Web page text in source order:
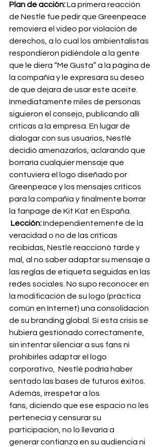
Plan de acción: La primera reacción
de Nestlé fue pedir que Greenpeace
removiera el video por violación de
derechos, a lo cual los ambientalistas
respondieron pidiéndole a la gente
que le diera “Me Gusta” a la página de
la compañía y le expresara su deseo
de que dejara de usar este aceite.
Inmediatamente miles de personas
siguieron el consejo, publicando allí
críticas a la empresa. En lugar de
dialogar con sus usuarios, Nestlé
decidió amenazarlos, aclarando que
borraría cualquier mensaje que
contuviera el logo diseñado por
Greenpeace y los mensajes críticos
para la compañía y finalmente borrar
la fanpage de Kit Kat en España.
Lección: Independientemente de la
veracidad o no de las críticas
recibidas, Nestlé reaccionó tarde y
mal, al no saber adaptar su mensaje a
las reglas de etiqueta seguidas en las
redes sociales. No supo reconocer en
la modificación de su logo (práctica
común en Internet) una consolidación
de su branding global. Si esta crisis se
hubiera gestionado correctamente,
sin intentar silenciar a sus fans ni
prohibirles adaptar el logo
corporativo,  Nestlé podría haber
sentado las bases de futuros éxitos.
Además, irrespetar a los
fans, diciendo que ese espacio no les
pertenecía y censurar su
participación, no lo llevaría a
generar confianza en su audiencia ni